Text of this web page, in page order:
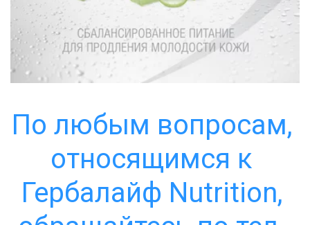
По любым вопросам,
относящимся к
Гербалайф Nutrition,